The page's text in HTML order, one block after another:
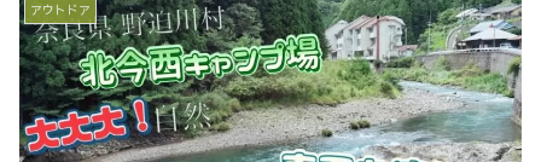
アウトドア